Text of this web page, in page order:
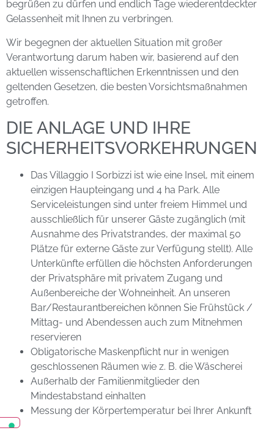
begrüßen zu dürfen und endlich Tage wiederentdeckter
Gelassenheit mit Ihnen zu verbringen.
Wir begegnen der aktuellen Situation mit großer
Verantwortung darum haben wir, basierend auf den
aktuellen wissenschaftlichen Erkenntnissen und den
geltenden Gesetzen, die besten Vorsichtsmaßnahmen
getroffen.
DIE ANLAGE UND IHRE
SICHERHEITSVORKEHRUNGEN
Das Villaggio I Sorbizzi ist wie eine Insel, mit einem
einzigen Haupteingang und 4 ha Park. Alle
Serviceleistungen sind unter freiem Himmel und
ausschließlich für unserer Gäste zugänglich (mit
Ausnahme des Privatstrandes, der maximal 50
Plätze für externe Gäste zur Verfügung stellt). Alle
Unterkünfte erfüllen die höchsten Anforderungen
der Privatsphäre mit privatem Zugang und
Außenbereiche der Wohneinheit. An unseren
Bar/Restaurantbereichen können Sie Frühstück /
Mittag- und Abendessen auch zum Mitnehmen
reservieren
Obligatorische Maskenpflicht nur in wenigen
geschlossenen Räumen wie z. B. die Wäscherei
Außerhalb der Familienmitglieder den
Mindestabstand einhalten
Messung der Körpertemperatur bei Ihrer Ankunft